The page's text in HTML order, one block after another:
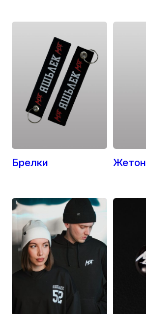
Брелки Жетон